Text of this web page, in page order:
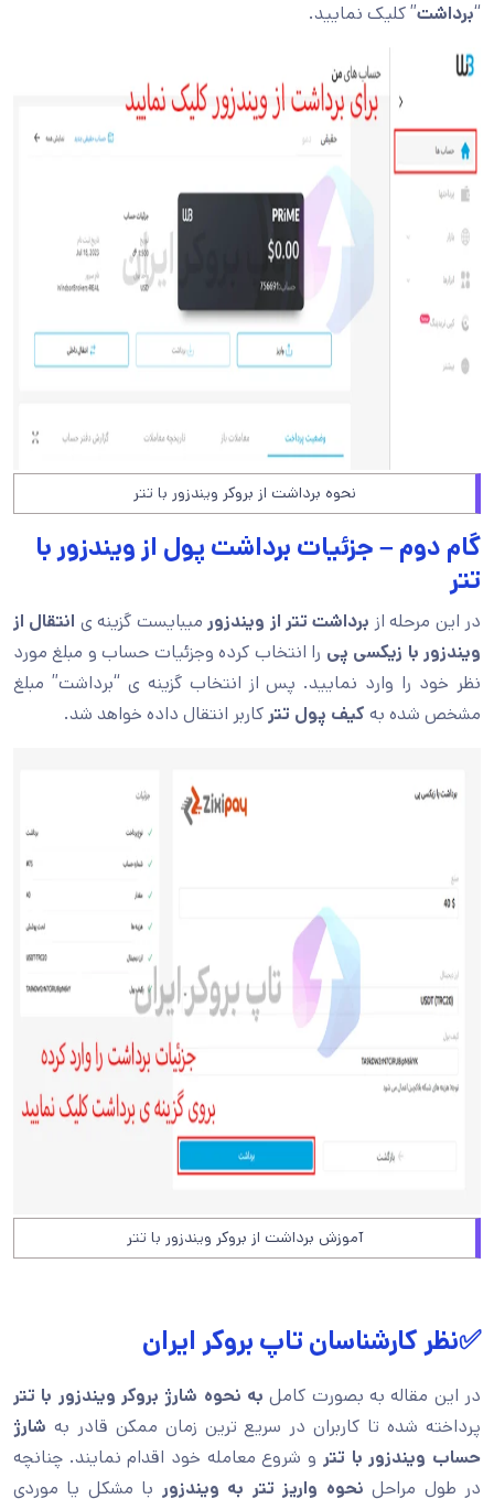
“برداشت” کلیک نمایید.
نحوه برداشت از بروکر ویندزور با تتر
گام دوم – جزئیات برداشت پول از ویندزور با
تتر
در این مرحله از برداشت تتر از ویندزورمیبایست گزینه ی انتقال از
ویندزور با زیکسی پی را انتخاب کرده وجزئیات حساب و مبلغ مورد
نظر خود را وارد نمایید. پس از انتخاب گزینه ی “برداشت” مبلغ
مشخص شده به کیف پول تترکاربر انتقال داده خواهد شد.
آموزش برداشت از بروکر ویندزور با تتر
✅نظر کارشناسان تاپ بروکر ایران
در این مقاله به بصورت کامل به نحوه شارژ بروکر ویندزور با تتر
پرداخته شده تا کاربران در سریع ترین زمان ممکن قادر به شارژ
حساب ویندزور با تتر و شروع معامله خود اقدام نمایند. چنانچه
در طول مراحل نحوه واریز تتر به ویندزور با مشکل یا موردی